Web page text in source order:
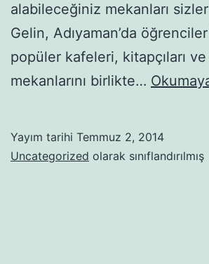
alabileceğiniz mekanları
Gelin, Adıyaman’da
popüler kafeleri, kitapçıları ve
mekanlarını birlikte…
Yayım tarihi Temmuz 2, 2014
Uncategorized olarak sınıflandırılmış